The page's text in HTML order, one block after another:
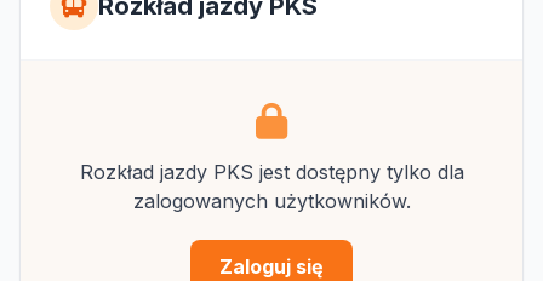
Rozkład jazdy PKS
Rozkład jazdy PKS jest dostępny tylko dla
zalogowanych użytkowników.
Zaloguj się